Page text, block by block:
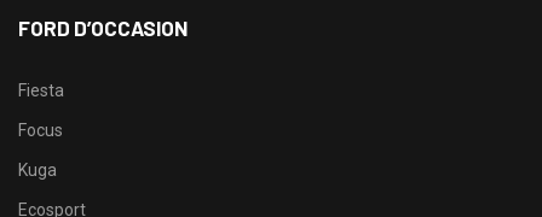
FORD D’OCCASION
Fiesta
Focus
Kuga
Ecosport